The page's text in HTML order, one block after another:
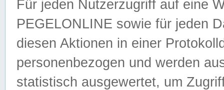
Für jeden Nutzerzugriff auf eine
PEGELONLINE sowie für jeden
diesen Aktionen in einer
personenbezogen und werden
statistisch ausgewertet, um